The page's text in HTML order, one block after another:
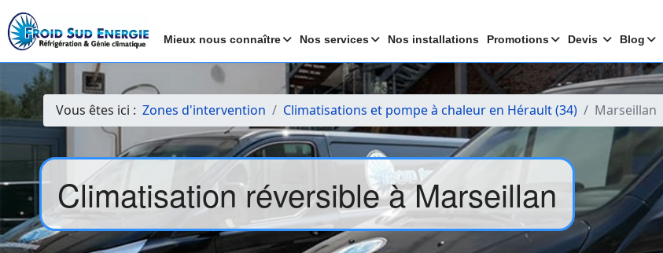
Mieux nous connaître Nos services Nos installations Promotions Devis Blog
Vous êtes ici : Zones d'intervention Climatisations et pompe à chaleur en Hérault (34) Marseillan
Climatisation réversible à Marseillan